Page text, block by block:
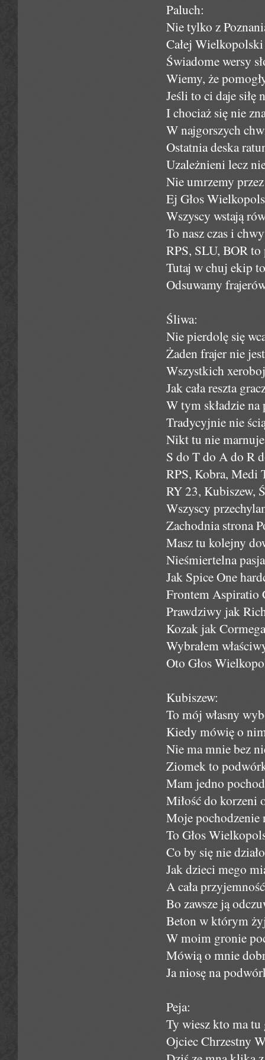
Paluch:
Nie tylko z
Całej
Świadome wersy
Wiemy, że
Jeśli to ci daje siłę
I chociaż się nie
W najgorszych
Ostatnia deska
Uzależnieni lecz
Nie umrzemy
Ej Głos
Wszyscy wstają
To nasz czas i
RPS, SLU, BOR
Tutaj w chuj ekip
Odsuwamy
Śliwa:
Nie pierdolę się
Żaden frajer nie
Wszystkich
Jak cała reszta
W tym składzie
Tradycyjnie nie
Nikt tu nie marnuje
S do T do A do R
RPS, Kobra, Medi
RY 23, Kubiszew,
Wszyscy
Zachodnia strona
Masz tu kolejny
Nieśmiertelna
Jak Spice One
Frontem Aspiratio
Prawdziwy jak
Kozak jak
Wybrałem
Oto Głos
Kubiszew:
To mój własny
Kiedy mówię o
Nie ma mnie bez
Ziomek to
Mam jedno
Miłość do korzeni
Moje pochodzenie
To Głos
Co by się nie
Jak dzieci mego
A cała
Bo zawsze ją
Beton w którym
W moim gronie
Mówią o mnie
Ja niosę na
Peja:
Ty wiesz kto ma tu
Ojciec Chrzestny